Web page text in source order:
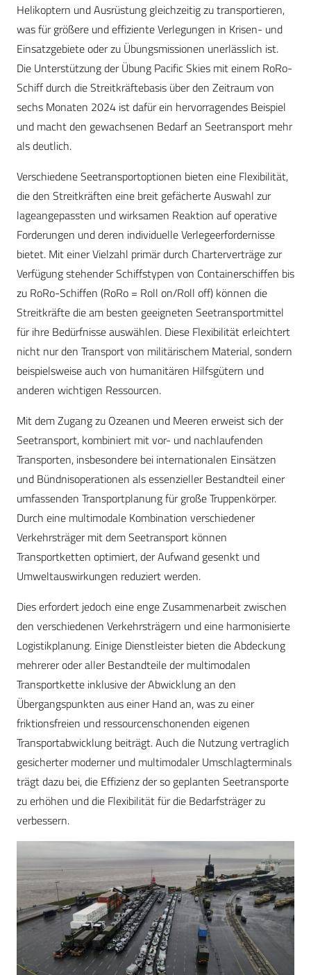
Helikoptern und Ausrüstung gleichzeitig zu transportieren,
was für größere und effiziente Verlegungen in Krisen- und
Einsatzgebiete oder zu Übungsmissionen unerlässlich ist.
Die Unterstützung der Übung Pacific Skies mit einem RoRo-
Schiff durch die Streitkräftebasis über den Zeitraum von
sechs Monaten 2024 ist dafür ein hervorragendes Beispiel
und macht den gewachsenen Bedarf an Seetransport mehr
als deutlich.
Verschiedene Seetransportoptionen bieten eine Flexibilität,
die den Streitkräften eine breit gefächerte Auswahl zur
lageangepassten und wirksamen Reaktion auf operative
Forderungen und deren individuelle Verlegeerfordernisse
bietet. Mit einer Vielzahl primär durch Charterverträge zur
Verfügung stehender Schiffstypen von Containerschiffen bis
zu RoRo-Schiffen (RoRo = Roll on/Roll off) können die
Streitkräfte die am besten geeigneten Seetransportmittel
für ihre Bedürfnisse auswählen. Diese Flexibilität erleichtert
nicht nur den Transport von militärischem Material, sondern
beispielsweise auch von humanitären Hilfsgütern und
anderen wichtigen Ressourcen.
Mit dem Zugang zu Ozeanen und Meeren erweist sich der
Seetransport, kombiniert mit vor- und nachlaufenden
Transporten, insbesondere bei internationalen Einsätzen
und Bündnisoperationen als essenzieller Bestandteil einer
umfassenden Transportplanung für große Truppenkörper.
Durch eine multimodale Kombination verschiedener
Verkehrsträger mit dem Seetransport können
Transportketten optimiert, der Aufwand gesenkt und
Umweltauswirkungen reduziert werden.
Dies erfordert jedoch eine enge Zusammenarbeit zwischen
den verschiedenen Verkehrsträgern und eine harmonisierte
Logistikplanung. Einige Dienstleister bieten die Abdeckung
mehrerer oder aller Bestandteile der multimodalen
Transportkette inklusive der Abwicklung an den
Übergangspunkten aus einer Hand an, was zu einer
friktionsfreien und ressourcenschonenden eigenen
Transportabwicklung beiträgt. Auch die Nutzung vertraglich
gesicherter moderner und multimodaler Umschlagterminals
trägt dazu bei, die Effizienz der so geplanten Seetransporte
zu erhöhen und die Flexibilität für die Bedarfsträger zu
verbessern.